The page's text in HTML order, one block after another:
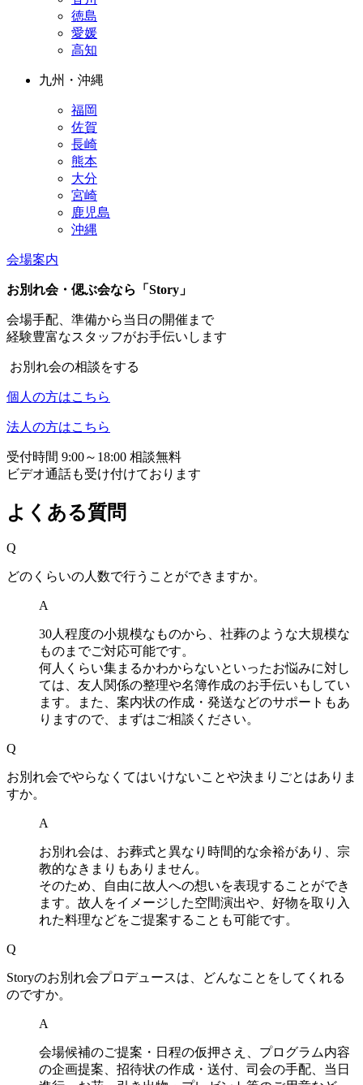
徳島
愛媛
高知
九州・沖縄
福岡
佐賀
長崎
熊本
大分
宮崎
鹿児島
沖縄
会場案内
お別れ会・偲ぶ会なら「Story」
会場手配、準備から当日の開催まで
経験豊富なスタッフがお手伝いします
お別れ会の相談をする
個人の方はこちら
法人の方はこちら
受付時間 9:00～18:00 相談無料
ビデオ通話も受け付けております
よくある質問
Q
どのくらいの人数で行うことができますか。
A
30人程度の小規模なものから、社葬のような大規模な
ものまでご対応可能です。
何人くらい集まるかわからないといったお悩みに対し
ては、友人関係の整理や名簿作成のお手伝いもしてい
ます。また、案内状の作成・発送などのサポートもあ
りますので、まずはご相談ください。
Q
お別れ会でやらなくてはいけないことや決まりごとはありま
すか。
A
お別れ会は、お葬式と異なり時間的な余裕があり、宗
教的なきまりもありません。
そのため、自由に故人への想いを表現することができ
ます。故人をイメージした空間演出や、好物を取り入
れた料理などをご提案することも可能です。
Q
Storyのお別れ会プロデュースは、どんなことをしてくれる
のですか。
A
会場候補のご提案・日程の仮押さえ、プログラム内容
の企画提案、招待状の作成・送付、司会の手配、当日